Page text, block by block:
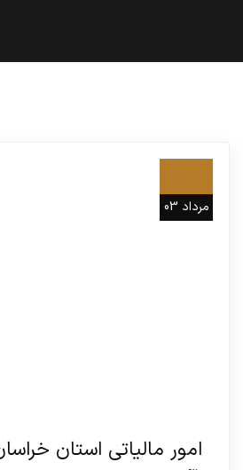
مرداد 03
امور مالیاتی استان